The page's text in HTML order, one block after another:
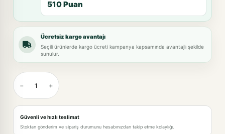
510 Puan
Ücretsiz kargo avantajı
Seçili ürünlerde kargo ücreti kampanya kapsamında avantajlı şekilde
sunulur.
− +
Güvenli ve hızlı teslimat
Stoktan gönderim ve sipariş durumunu hesabınızdan takip etme kolaylığı.